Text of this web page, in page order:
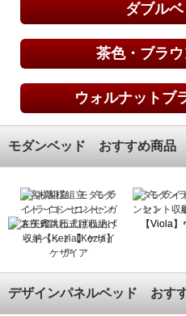
ダブル
茶色・ブラ
ウォルナットブ
モダンベッド おすすめ商品
お客様組立 モダンラ
イト・コンセント・ガ
ス圧式跳ね上げ収納ベ
ッド【Kezia】ケザイ
ア
モダンライ
ント 収
【Viola
デザインパネルベッド おす